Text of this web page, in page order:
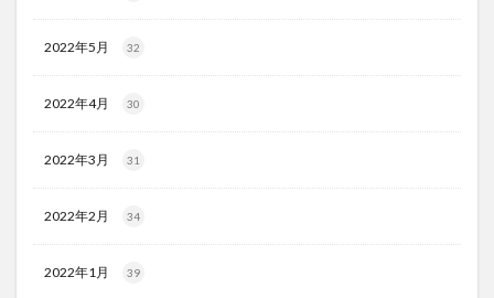
2022年5月 32
2022年4月 30
2022年3月 31
2022年2月 34
2022年1月 39